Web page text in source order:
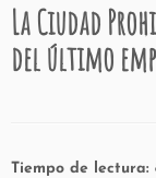
La Ciudad
del último
Tiempo de lectura: